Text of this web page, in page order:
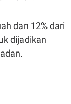
dan 12% dari
dijadikan